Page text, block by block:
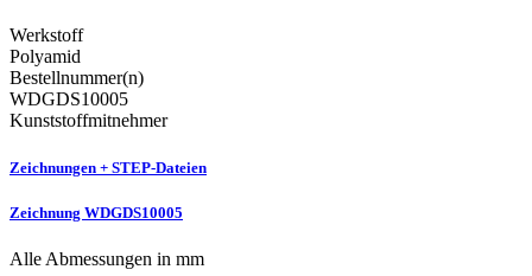
Werkstoff
Polyamid
Bestellnummer(n)
WDGDS10005
Kunststoffmitnehmer
Zeichnungen + STEP-Dateien
Zeichnung WDGDS10005
Alle Abmessungen in mm